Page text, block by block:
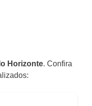
Horizonte. Confira